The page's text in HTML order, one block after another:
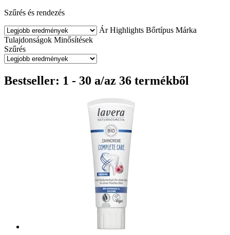
Szűrés és rendezés
Ár Highlights Bőrtípus Márka
Tulajdonságok Minősítések
Szűrés
Bestseller: 1 - 30 a/az 36 termékből